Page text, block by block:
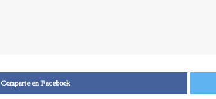
Comparte en Facebook